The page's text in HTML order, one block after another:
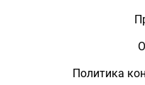
Политика